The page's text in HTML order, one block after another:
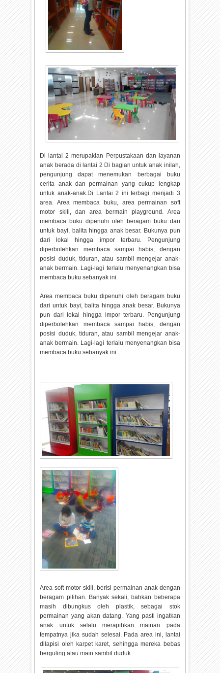
Di lantai 2 merupaklan Perpustakaan dan layanan
anak berada di lantai 2 Di bagian untuk anak inilah,
pengunjung dapat menemukan berbagai buku
cerita anak dan permainan yang cukup lengkap
untuk anak-anak.Di Lantai 2 ini terbagi menjadi 3
area. Area membaca buku, area permainan soft
motor skill, dan area bermain playground. Area
membaca buku dipenuhi oleh beragam buku dari
untuk bayi, balita hingga anak besar. Bukunya pun
dari lokal hingga impor terbaru. Pengunjung
diperbolehkan membaca sampai habis, dengan
posisi duduk, tiduran, atau sambil mengejar anak-
anak bermain. Lagi-lagi terlalu menyenangkan bisa
membaca buku sebanyak ini.
Area membaca buku dipenuhi oleh beragam buku
dari untuk bayi, balita hingga anak besar. Bukunya
pun dari lokal hingga impor terbaru. Pengunjung
diperbolehkan membaca sampai habis, dengan
posisi duduk, tiduran, atau sambil mengejar anak-
anak bermain. Lagi-lagi terlalu menyenangkan bisa
membaca buku sebanyak ini.
Area soft motor skill, berisi permainan anak dengan
beragam pilihan. Banyak sekali, bahkan beberapa
masih dibungkus oleh plastik, sebagai stok
permainan yang akan datang. Yang pasti ingatkan
anak untuk selalu merapihkan mainan pada
tempatnya jika sudah selesai. Pada area ini, lantai
dilapisi oleh karpet karet, sehingga mereka bebas
berguling atau main sambil duduk.